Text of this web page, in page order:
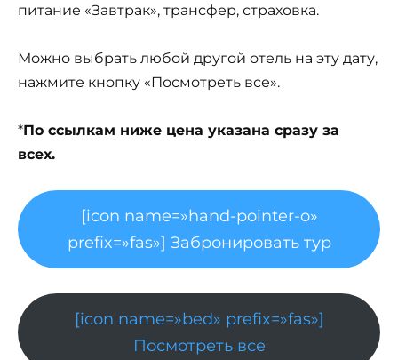
питание «Завтрак», трансфер, страховка.
Можно выбрать любой другой отель на эту дату,
нажмите кнопку «Посмотреть все».
*По ссылкам ниже цена указана сразу за
всех.
[icon name=»hand-pointer-o»
prefix=»fas»] Забронировать тур
[icon name=»bed» prefix=»fas»]
Посмотреть все